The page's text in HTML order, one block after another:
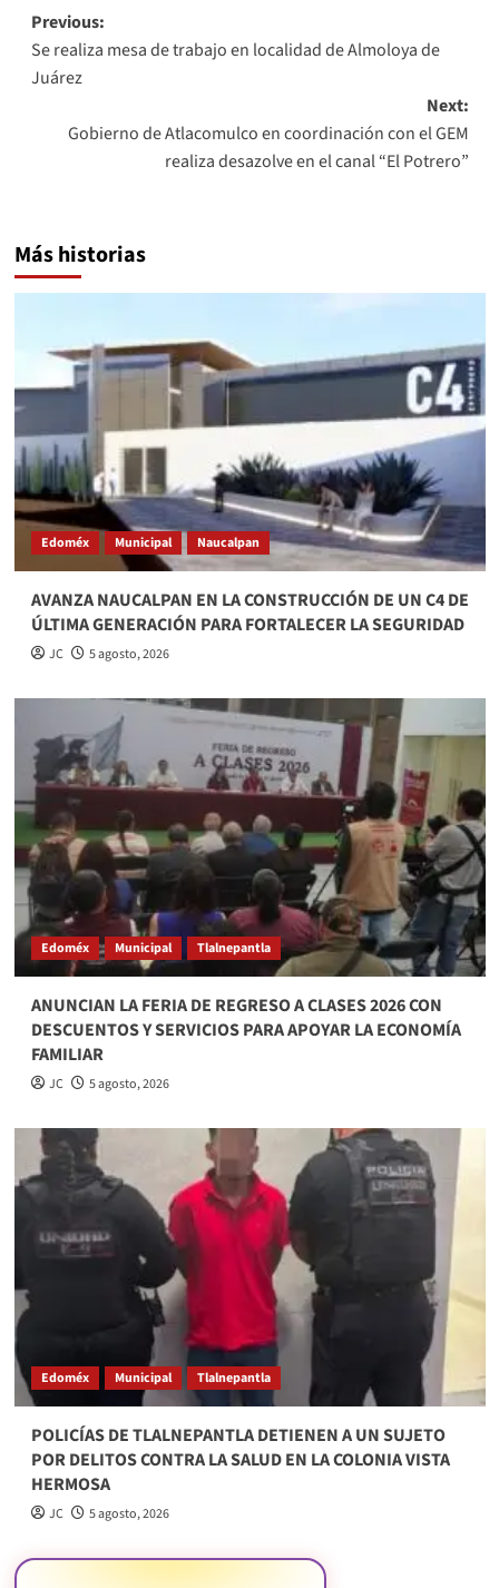
Post
navigation
Previous:
Se realiza mesa de trabajo en localidad de Almoloya de
Juárez
Next:
Gobierno de Atlacomulco en coordinación con el GEM
realiza desazolve en el canal “El Potrero”
Más historias
Edoméx Municipal Naucalpan
AVANZA NAUCALPAN EN LA CONSTRUCCIÓN DE UN C4 DE
ÚLTIMA GENERACIÓN PARA FORTALECER LA SEGURIDAD
JC 5 agosto, 2026
Edoméx Municipal Tlalnepantla
ANUNCIAN LA FERIA DE REGRESO A CLASES 2026 CON
DESCUENTOS Y SERVICIOS PARA APOYAR LA ECONOMÍA
FAMILIAR
JC 5 agosto, 2026
Edoméx Municipal Tlalnepantla
POLICÍAS DE TLALNEPANTLA DETIENEN A UN SUJETO
POR DELITOS CONTRA LA SALUD EN LA COLONIA VISTA
HERMOSA
JC 5 agosto, 2026